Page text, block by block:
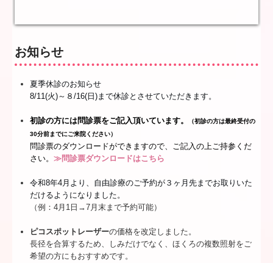
美容皮膚科 (施術別)
料金表（自由診療）
アクセス
院内掲示
予約について
スタッフ募集
お知らせ
夏季休診のお知らせ
8/11(火)～８/16(日)まで休診とさせていただきます。
初診の方には問診票をご記入頂いています。
（初診の方は最終受付の
30分前までにご来院ください）
問診票のダウンロードができますので、ご記入の上ご持参くだ
さい。≫問診票ダウンロードはこちら
令和8年4月より、自由診療のご予約が３ヶ月先までお取りいた
だけるようになりました。
（例：4月1日→7月末まで予約可能）
ピコスポットレーザーの価格を改定しました。
長径を合算するため、しみだけでなく、ほくろの複数照射をご
希望の方にもおすすめです。